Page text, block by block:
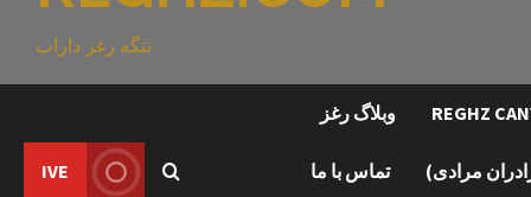
تنگه رغز داراب
وبلاگ رغز
مرادی) تماس با ما IVE